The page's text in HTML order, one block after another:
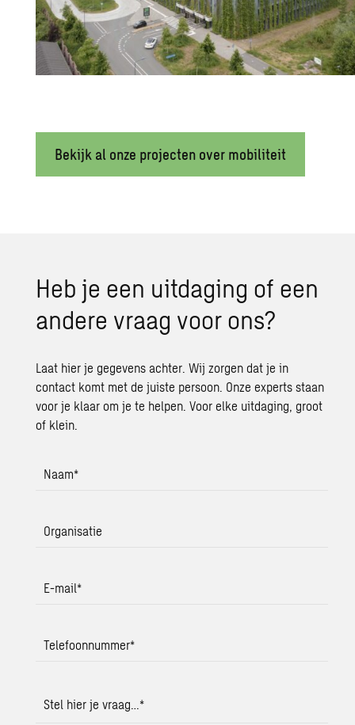
Bekijk al onze projecten over mobiliteit
Heb je een uit­da­ging of een
an­de­re vraag voor ons?
Laat hier je gegevens achter. Wij zorgen dat je in
contact komt met de juiste persoon. Onze experts staan
voor je klaar om je te helpen. Voor elke uitdaging, groot
of klein.
Naam*
Organisatie
E-mail*
Telefoonnummer*
Stel hier je vraag… *